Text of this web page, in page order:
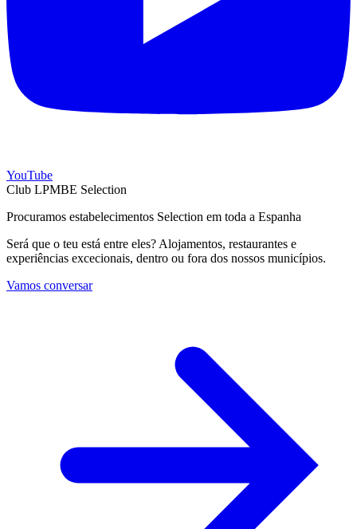
YouTube
Club LPMBE Selection
Procuramos estabelecimentos Selection em toda a Espanha
Será que o teu está entre eles? Alojamentos, restaurantes e
experiências excecionais, dentro ou fora dos nossos municípios.
Vamos conversar